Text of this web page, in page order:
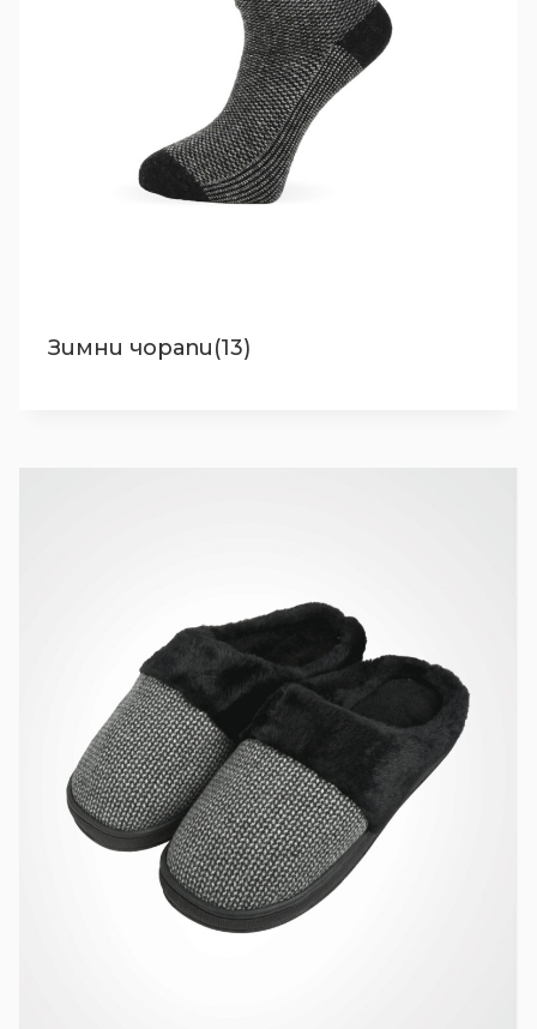
Зимни чорапи(13)